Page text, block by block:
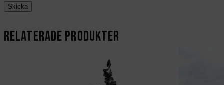
Relaterade produkter